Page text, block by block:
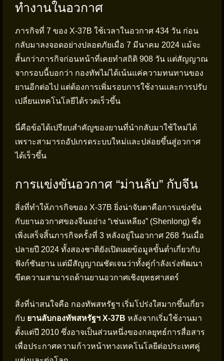
ทำงานในอวกาศ
ภารกิจที่ 7 ของ X-37B ใช้เวลาในอวกาศ 434 วัน ก่อน
กลับมาลงจอดอย่างปลอดภัยเมื่อ 7 มีนาคม 2024 แม้จะ
สั้นกว่าภารกิจก่อนหน้าที่เคยทำสถิติ 908 วัน แต่สัญญาณ
จากรอบนี้บอกว่า กองทัพไม่ได้เน้นแค่ความทนทานของ
ยานอีกต่อไป แต่ต้องการเพิ่มรอบการใช้งานและการปรับ
เปลี่ยนเทคโนโลยีได้รวดเร็วขึ้น
นี่คือข้อได้เปรียบสำคัญของยานที่นำกลับมาใช้ใหม่ได้
เพราะสามารถอัปเกรดระบบใหม่และปล่อยขึ้นสู่อวกาศ
ได้เร็วขึ้น
การแข่งขันอวกาศ “ม่านลับ” กับจีน
สิ่งที่ทำให้ภารกิจของ X-37B ยิ่งน่าจับตาคือการแข่งขัน
กับยานอวกาศของจีนอย่าง “เช่นเหลียง” (Shenlong) ซึ่ง
เพิ่งเสร็จสิ้นภารกิจครั้งที่ 3 หลังอยู่ในอวกาศ 268 วันเมื่อ
ปลายปี 2024 ทั้งสองชาติยังเปิดเผยข้อมูลขั้นต่ำเกี่ยวกับ
ฟังก์ชันยาน แต่มีสัญญาณชัดเจนว่าทั้งคู่กำลังเร่งพัฒนา
ขีดความสามารถด้านยานอวกาศเชิงยุทธศาสตร์
สิ่งที่น่าสนใจคือ กองทัพสหรัฐฯ เริ่มโปร่งใสมากขึ้นเกี่ยว
กับ ยานลับกองทัพสหรัฐฯ X-37B หลังจากเริ่มใช้งานมา
ตั้งแต่ปี 2010 ซึ่งอาจเป็นส่วนหนึ่งของกลยุทธ์การสื่อสาร
เพื่อประกาศความก้าวหน้าทางเทคโนโลยีต่อประเทศคู่